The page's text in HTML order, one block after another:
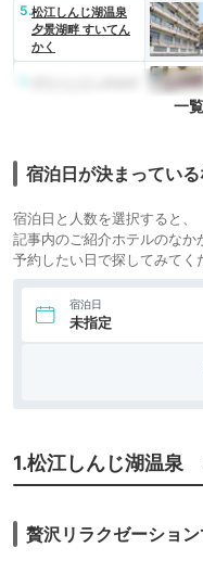
5.松江しんじ湖温泉
夕景湖畔 すいてん
かく
館
8.玉造温泉 湯之助の
宿 長楽園
玉造温泉 佳翠苑 皆
一
宿泊日が決まってい
宿泊日と人数を選択すると、
記事内のご紹介ホテルのなか
予約したい日で探してみてく
宿泊日
未指定
1.松江しんじ湖温泉
贅沢リラクゼーショ